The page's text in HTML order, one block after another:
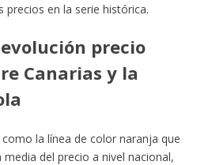
precios en la serie histórica.
precio
Canarias y la
la línea de color naranja que
del precio a nivel nacional,